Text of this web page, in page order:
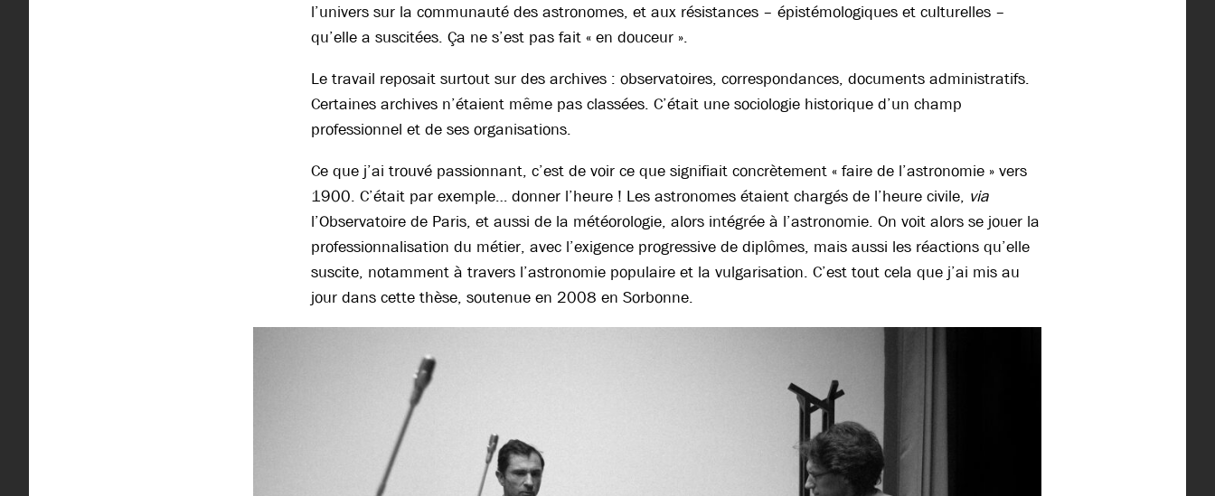
l’univers sur la communauté des astronomes, et aux résistances – épistémologiques et culturelles –
qu’elle a suscitées. Ça ne s’est pas fait « en douceur ».
Le travail reposait surtout sur des archives : observatoires, correspondances, documents administratifs.
Certaines archives n’étaient même pas classées. C’était une sociologie historique d’un champ
professionnel et de ses organisations.
Ce que j’ai trouvé passionnant, c’est de voir ce que signifiait concrètement « faire de l’astronomie » vers
1900. C’était par exemple… donner l’heure ! Les astronomes étaient chargés de l’heure civile, via
l’Observatoire de Paris, et aussi de la météorologie, alors intégrée à l’astronomie. On voit alors se jouer la
professionnalisation du métier, avec l’exigence progressive de diplômes, mais aussi les réactions qu’elle
suscite, notamment à travers l’astronomie populaire et la vulgarisation. C’est tout cela que j’ai mis au
jour dans cette thèse, soutenue en 2008 en Sorbonne.